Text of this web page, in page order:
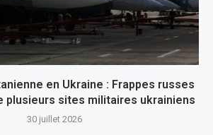
en Ukraine : Frappes russes
plusieurs sites militaires ukrainiens
30 juillet 2026